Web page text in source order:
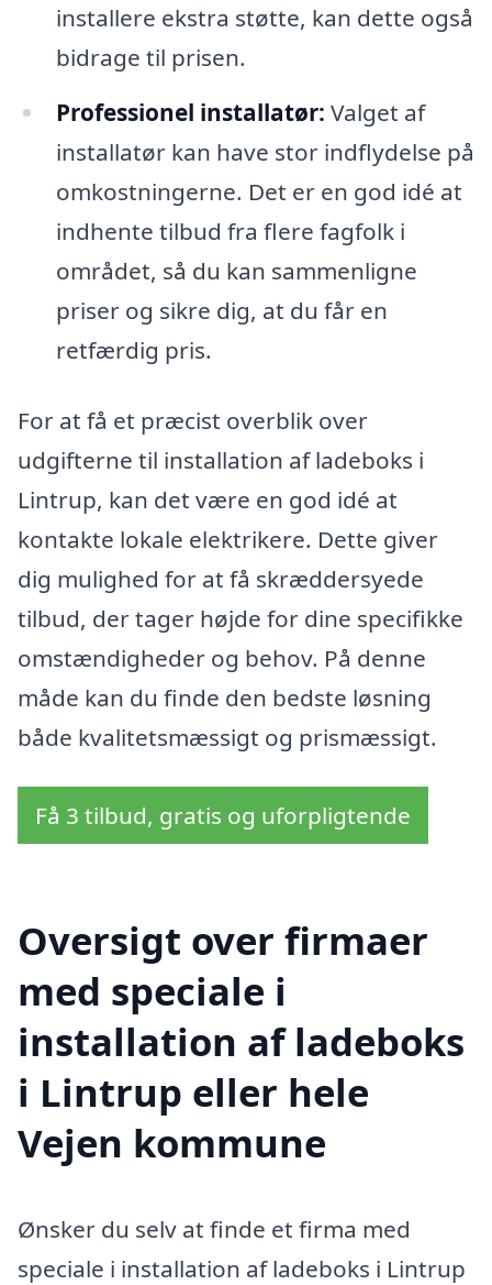
installere ekstra støtte, kan dette også
bidrage til prisen.
Professionel installatør: Valget af
installatør kan have stor indflydelse på
omkostningerne. Det er en god idé at
indhente tilbud fra flere fagfolk i
området, så du kan sammenligne
priser og sikre dig, at du får en
retfærdig pris.
For at få et præcist overblik over
udgifterne til installation af ladeboks i
Lintrup, kan det være en god idé at
kontakte lokale elektrikere. Dette giver
dig mulighed for at få skræddersyede
tilbud, der tager højde for dine specifikke
omstændigheder og behov. På denne
måde kan du finde den bedste løsning
både kvalitetsmæssigt og prismæssigt.
Få 3 tilbud, gratis og uforpligtende
Oversigt over firmaer
med speciale i
installation af ladeboks
i Lintrup eller hele
Vejen kommune
Ønsker du selv at finde et firma med
speciale i installation af ladeboks i Lintrup